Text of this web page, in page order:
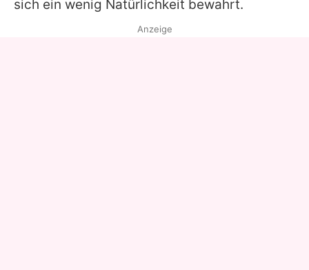
sich ein wenig Natürlichkeit bewahrt.
Anzeige